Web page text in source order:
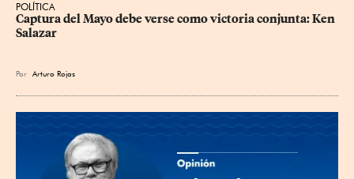
POLÍTICA
Captura del Mayo debe verse como victoria conjunta: Ken
Salazar
Por Arturo Rojas